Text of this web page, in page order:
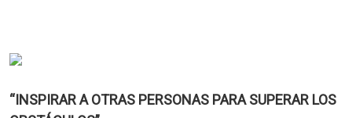
“INSPIRAR A OTRAS PERSONAS PARA SUPERAR LOS